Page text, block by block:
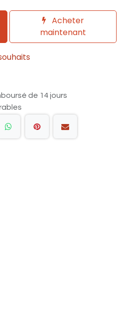
Acheter
maintenant
de 14 jours